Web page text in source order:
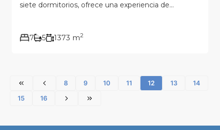
siete dormitorios, ofrece una experiencia de...
7 5 1373 m2
8 9 10 11 12 13
14
15
16